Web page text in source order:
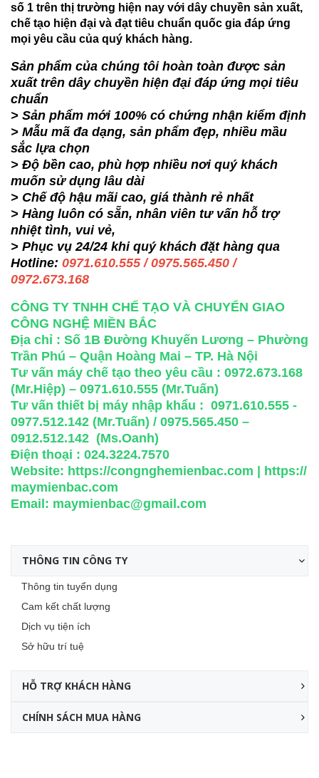
số 1 trên thị trường hiện nay với dây chuyền sản xuất,
chế tạo hiện đại và đạt tiêu chuẩn quốc gia đáp ứng
mọi yêu cầu của quý khách hàng.
Sản phẩm của chúng tôi hoàn toàn được sản
xuất trên dây chuyền hiện đại đáp ứng mọi tiêu
chuẩn
> Sản phẩm mới 100% có chứng nhận kiểm định
> Mẫu mã đa dạng, sản phẩm đẹp, nhiều mầu
sắc lựa chọn
> Độ bền cao, phù hợp nhiều nơi quý khách
muốn sử dụng lâu dài
> Chế độ hậu mãi cao, giá thành rẻ nhất
> Hàng luôn có sẵn, nhân viên tư vấn hỗ trợ
nhiệt tình, vui vẻ,
> Phục vụ 24/24 khi quý khách đặt hàng qua
Hotline: 0971.610.555 / 0975.565.450 /
0972.673.168
CÔNG TY TNHH CHẾ TẠO VÀ CHUYỂN GIAO
CÔNG NGHỆ MIỀN BẮC
Địa chỉ : Số 1B Đường Khuyến Lương – Phường
Trần Phú – Quận Hoàng Mai – TP. Hà Nội
Tư vấn máy chế tạo theo yêu cầu : 0972.673.168
(Mr.Hiệp) – 0971.610.555 (Mr.Tuấn)
Tư vấn thiết bị máy nhập khẩu : 0971.610.555 -
0977.512.142 (Mr.Tuấn) / 0975.565.450 –
0912.512.142 (Ms.Oanh)
Điện thoại : 024.3224.7570
Website: https://congnghemienbac.com
https://
maymienbac.com
Email: maymienbac@gmail.com
THÔNG TIN CÔNG TY
Thông tin tuyển dụng
Cam kết chất lượng
Dịch vụ tiện ích
Sở hữu trí tuệ
HỖ TRỢ KHÁCH HÀNG
CHÍNH SÁCH MUA HÀNG